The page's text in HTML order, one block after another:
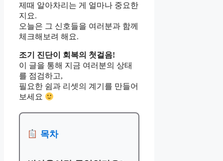
제때 알아차리는 게 얼마나 중요한
지요.
오늘은 그 신호들을 여러분과 함께
체크해보려 해요.
조기 진단이 회복의 첫걸음!
이 글을 통해 지금 여러분의 상태
를 점검하고,
필요한 쉼과 리셋의 계기를 만들어
보세요
목차